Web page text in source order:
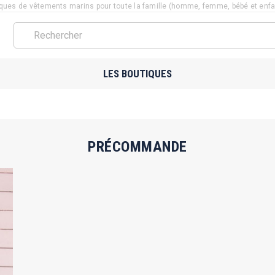
de vêtements marins pour toute la famille (homme, femme, bébé et
LES BOUTIQUES
PRÉCOMMANDE